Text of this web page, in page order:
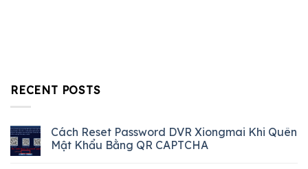
RECENT POSTS
Cách Reset Password DVR Xiongmai Khi Quên
Mật Khẩu Bằng QR CAPTCHA